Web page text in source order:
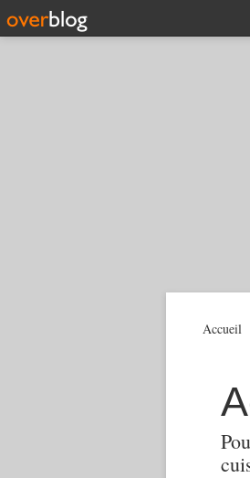
Accueil